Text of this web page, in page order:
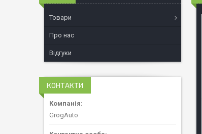
Товари
Про нас
Відгуки
КОНТАКТИ
GrogAuto